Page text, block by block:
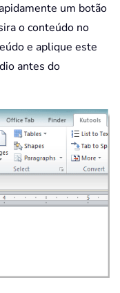
um botão
o conteúdo no
e aplique este
antes do